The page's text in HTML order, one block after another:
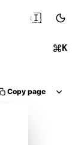
K
🇮🇩
Copy page